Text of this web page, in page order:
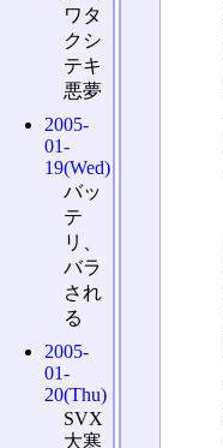
ワタ
クシ
テキ
悪夢
2005-
01-
19(Wed)
バッ
テ
リ、
バラ
され
る
2005-
01-
20(Thu)
SVX
大寒